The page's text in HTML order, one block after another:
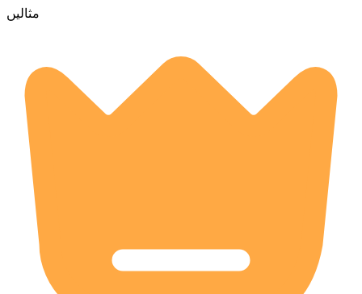
مثالیں